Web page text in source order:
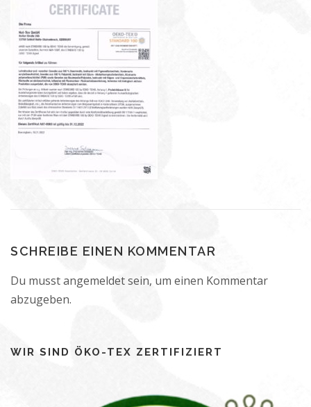
SCHREIBE EINEN KOMMENTAR
Du musstangemeldetsein, um einen Kommentar
abzugeben.
WIR SIND ÖKO-TEX ZERTIFIZIERT